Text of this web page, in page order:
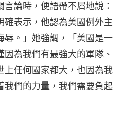
論時，便語帶不屑地說：
確表示，他認為美國例外主
辱。」她強調，「美國是一
為我們有最強大的軍隊、
上任何國家都大，也因為我
我們的力量，我們需要負起